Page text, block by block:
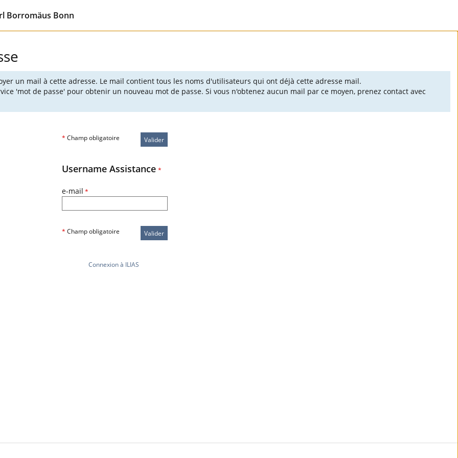
Borromäus Bonn
un mail à cette adresse. Le mail contient tous les noms d'utilisateurs qui ont déjà cette adresse mail.
'mot de passe' pour obtenir un nouveau mot de passe. Si vous n'obtenez aucun mail par ce moyen, prenez contact avec
Valider
* Champ obligatoire
Username Assistance *
e-mail *
* Champ obligatoire Valider
Connexion à ILIAS